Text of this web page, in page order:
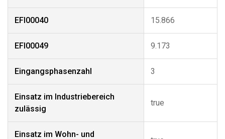
EFI00040 15.866
EFI00049 9.173
Eingangsphasenzahl 3
Einsatz im Industriebereich
zulässig
true
Einsatz im Wohn- und